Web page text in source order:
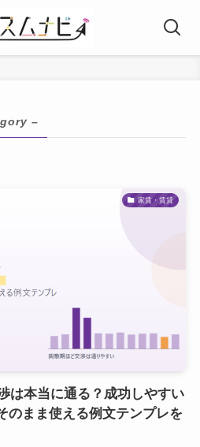
–
家賃・賃貸
は本当に通る？成功しやすい
のまま使える例文テンプレを